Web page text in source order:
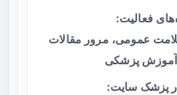
فعالیت:
عمومی، مرور مقالات
آموزش پزشکی
پزشک سایت: